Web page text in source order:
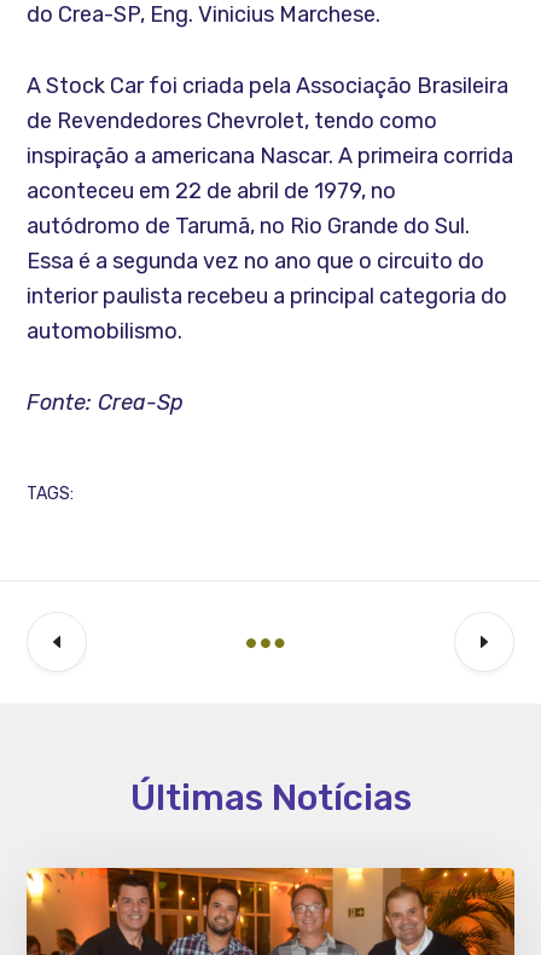
do Crea-SP, Eng. Vinicius Marchese.
A Stock Car foi criada pela Associação Brasileira
de Revendedores Chevrolet, tendo como
inspiração a americana Nascar. A primeira corrida
aconteceu em 22 de abril de 1979, no
autódromo de Tarumã, no Rio Grande do Sul.
Essa é a segunda vez no ano que o circuito do
interior paulista recebeu a principal categoria do
automobilismo.
Fonte: Crea-Sp
TAGS:
Últimas Notícias